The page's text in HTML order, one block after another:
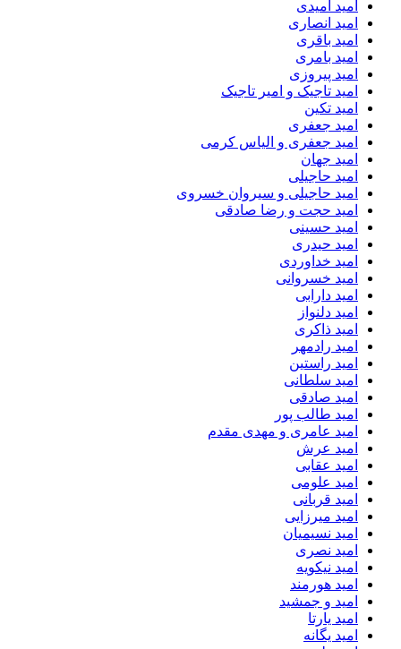
امید امیدی
امید انصاری
امید باقری
امید بامری
امید پیروزی
امید تاجیک و امیر تاجیک
امید تکین
امید جعفری
امید جعفری و الیاس کرمی
امید جهان
امید حاجیلی
امید حاجیلی و سیروان خسروی
امید حجت و رضا صادقی
امید حسینی
امید حیدری
امید خداوردی
امید خسروانی
امید دارابی
امید دلنواز
امید ذاکری
امید رادمهر
امید راستین
امید سلطانی
امید صادقی
امید طالب پور
امید عامری و مهدی مقدم
امید عرش
امید عقابی
امید علومی
امید قربانی
امید میرزایی
امید نسیمیان
امید نصری
امید نیکویه
امید هورمند
امید و جمشید
امید یارتا
امید یگانه